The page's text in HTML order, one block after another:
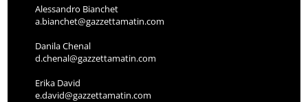
Alessandro Bianchet
a.bianchet@gazzettamatin.com
Danila Chenal
d.chenal@gazzettamatin.com
Erika David
e.david@gazzettamatin.com